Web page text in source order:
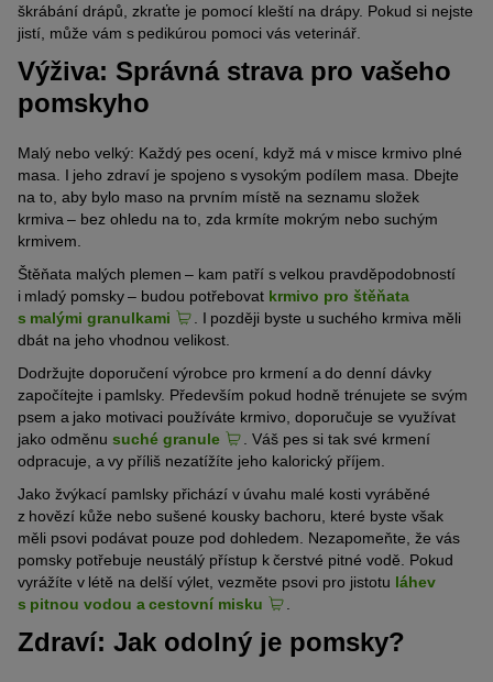
škrábání drápů, zkraťte je pomocí kleští na drápy. Pokud si nejste
jistí, může vám s pedikúrou pomoci vás veterinář.
Výživa: Správná strava pro vašeho
pomskyho
Malý nebo velký: Každý pes ocení, když má v misce krmivo plné
masa. I jeho zdraví je spojeno s vysokým podílem masa. Dbejte
na to, aby bylo maso na prvním místě na seznamu složek
krmiva – bez ohledu na to, zda krmíte mokrým nebo suchým
krmivem.
Štěňata malých plemen – kam patří s velkou pravděpodobností
i mladý pomsky – budou potřebovat krmivo pro štěňata
s malými granulkami
. I později byste u suchého krmiva měli
dbát na jeho vhodnou velikost.
Dodržujte doporučení výrobce pro krmení a do denní dávky
započítejte i pamlsky. Především pokud hodně trénujete se svým
psem a jako motivaci používáte krmivo, doporučuje se využívat
jako odměnu suché granule
. Váš pes si tak své krmení
odpracuje, a vy příliš nezatížíte jeho kalorický příjem.
Jako žvýkací pamlsky přichází v úvahu malé kosti vyráběné
z hovězí kůže nebo sušené kousky bachoru, které byste však
měli psovi podávat pouze pod dohledem. Nezapomeňte, že vás
pomsky potřebuje neustálý přístup k čerstvé pitné vodě. Pokud
vyrážíte v létě na delší výlet, vezměte psovi pro jistotu láhev
s pitnou vodou a cestovní misku
Zdraví: Jak odolný je pomsky?